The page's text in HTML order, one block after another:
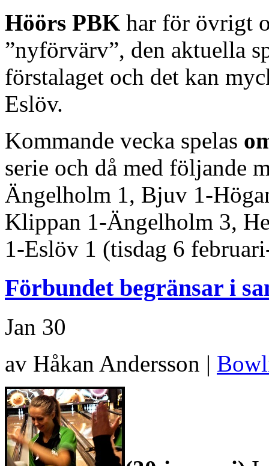
Höörs PBK har för övrigt
”nyförvärv”, den aktuella
förstalaget och det kan
Eslöv.
Kommande vecka spelas
serie och då med följande
Ängelholm 1, Bjuv 1-
Klippan 1-Ängelholm 3,
1-Eslöv 1 (tisdag 6
Förbundet begränsar i
Jan 30
av Håkan Andersson |